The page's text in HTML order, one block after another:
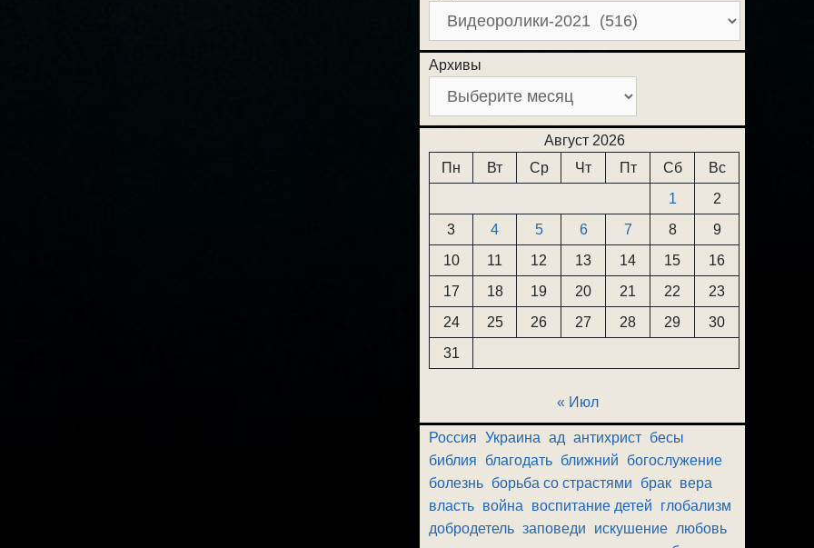
Архивы
Август 2026
Пн
Вт Ср Чт Пт Сб
Вс
1
2
3
4 5 6 7 8
9
10
11 12 13 14 15
16
17
18 19 20 21 22
23
24
25 26 27 28 29
30
31
« Июл
Россия Украина ад антихрист бесы
библия
благодать ближний
богослужение
болезнь борьба со страстями брак вера
власть война воспитание детей
глобализм
добродетель заповеди искушение любовь